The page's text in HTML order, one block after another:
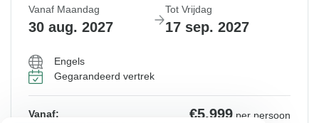
Vanaf Maandag
30 aug. 2027
Tot Vrijdag
17 sep. 2027
Engels
Gegarandeerd vertrek
Vanaf: €5.999 per persoon